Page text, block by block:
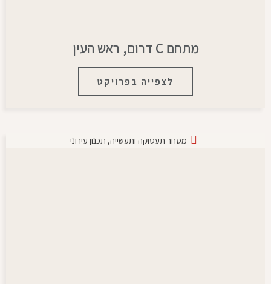
מתחם C דרום, ראש העין
לצפייה בפרויקט
מסחר תעסוקה ותעשייה, תכנון עירוני